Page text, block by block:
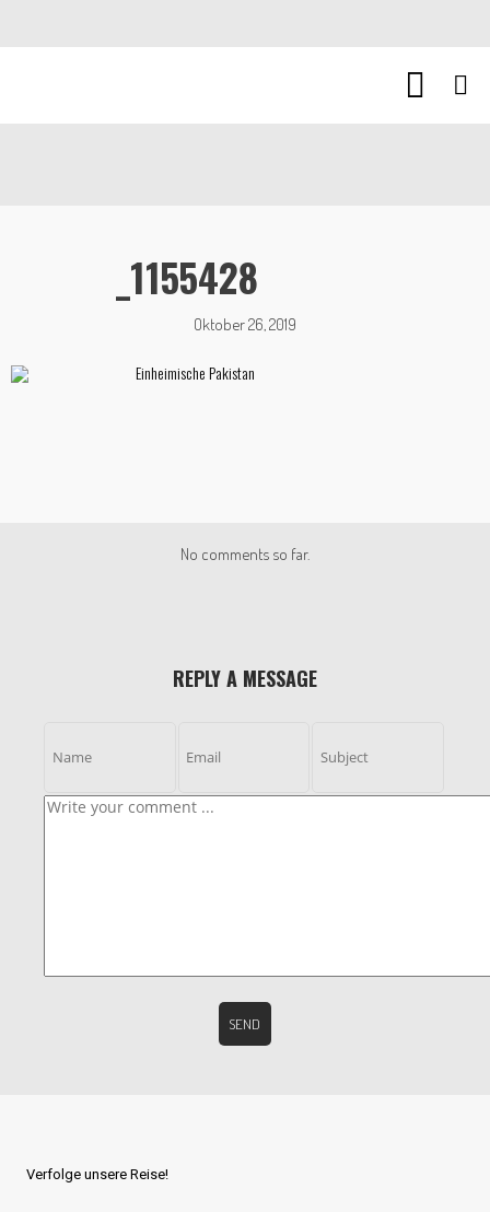
_1155428
Oktober 26, 2019
No comments so far.
REPLY A MESSAGE
Verfolge unsere Reise!